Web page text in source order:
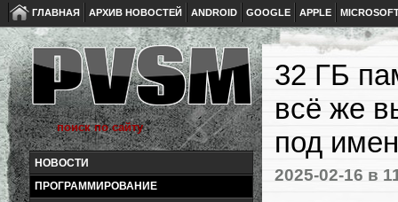
ГЛАВНАЯ АРХИВ НОВОСТЕЙ ANDROID GOOGLE APPLE
НОВОСТИ
ПРОГРАММИРОВАНИЕ
32 ГБ
всё же
под
2025-02-16 в